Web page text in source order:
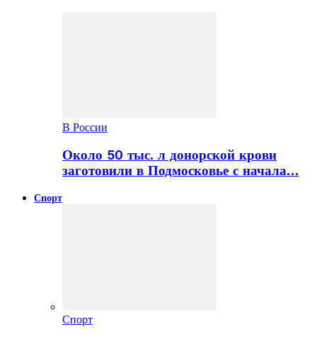
В России
Около 50 тыс. л донорской крови
заготовили в Подмосковье с начала…
Спорт
Спорт